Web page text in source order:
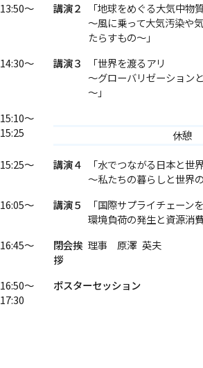
13:50～ 講演２
「地球をめぐる大気中物
～風に乗って大気汚染や
たらすもの～」
14:30～ 講演３
「世界を渡るアリ
～グローバリゼーション
～」
15:10～
15:25
休憩
15:25～ 講演４
「水でつながる日本と世
～私たちの暮らしと世界
16:05～ 講演５
「国際サプライチェーン
環境負荷の発生と資源消費
16:45～
閉会挨
拶
理事 原澤 英夫
16:50～
17:30
ポスターセッション